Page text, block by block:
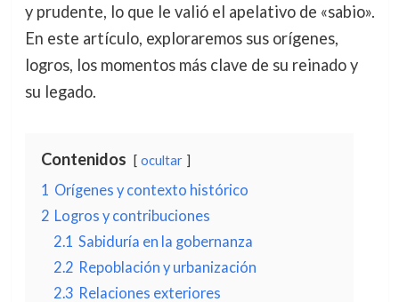
y prudente, lo que le valió el apelativo de «sabio».
En este artículo, exploraremos sus orígenes,
logros, los momentos más clave de su reinado y
su legado.
Contenidos ocultar
1 Orígenes y contexto histórico
2 Logros y contribuciones
2.1 Sabiduría en la gobernanza
2.2 Repoblación y urbanización
2.3 Relaciones exteriores